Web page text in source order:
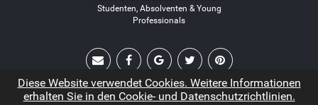
Studenten, Absolventen & Young
Professionals
Diese Website verwendet Cookies. Weitere Informationen
erhalten Sie in den Cookie- und Datenschutzrichtlinien.